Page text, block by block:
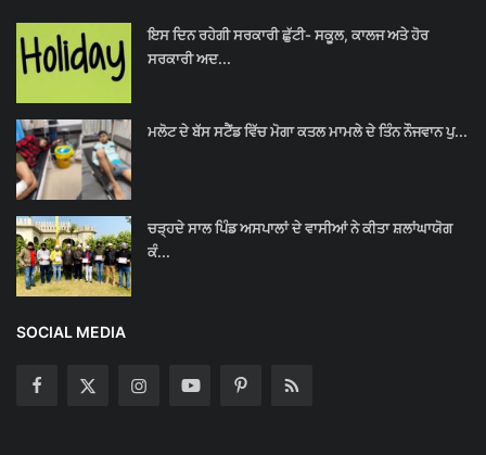
ਇਸ ਦਿਨ ਰਹੇਗੀ ਸਰਕਾਰੀ ਛੁੱਟੀ- ਸਕੂਲ, ਕਾਲਜ ਅਤੇ ਹੋਰ
ਸਰਕਾਰੀ ਅਦ...
ਮਲੋਟ ਦੇ ਬੱਸ ਸਟੈਂਡ ਵਿੱਚ ਮੋਗਾ ਕਤਲ ਮਾਮਲੇ ਦੇ ਤਿੰਨ ਨੌਜਵਾਨ ਪੁ...
ਚੜ੍ਹਦੇ ਸਾਲ ਪਿੰਡ ਅਸਪਾਲਾਂ ਦੇ ਵਾਸੀਆਂ ਨੇ ਕੀਤਾ ਸ਼ਲਾਂਘਾਯੋਗ
ਕੰ...
SOCIAL MEDIA